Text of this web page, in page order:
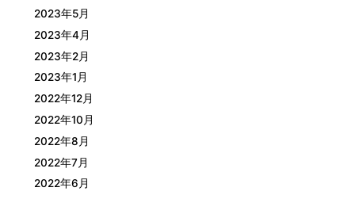
2023年5月
2023年4月
2023年2月
2023年1月
2022年12月
2022年10月
2022年8月
2022年7月
2022年6月